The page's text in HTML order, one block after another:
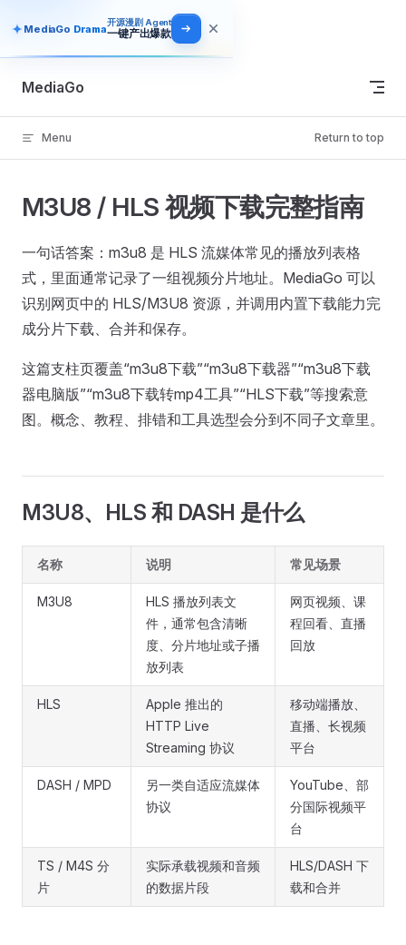
MediaGo Drama开源漫剧 Agent
一键产出爆款
Skip to content
MediaGo
Menu Return to top
M3U8 / HLS 视频下载完整指南
一句话答案：m3u8 是 HLS 流媒体常见的播放列表格
式，里面通常记录了一组视频分片地址。MediaGo 可以
识别网页中的 HLS/M3U8 资源，并调用内置下载能力完
成分片下载、合并和保存。
这篇支柱页覆盖“m3u8下载”“m3u8下载器”“m3u8下载
器电脑版”“m3u8下载转mp4工具”“HLS下载”等搜索意
图。概念、教程、排错和工具选型会分到不同子文章里。
M3U8、HLS 和 DASH 是什么
名称 说明 常见场景
M3U8
HLS 播放列表文
件，通常包含清晰
度、分片地址或子播
放列表
网页视频、课
程回看、直播
回放
HLS
Apple 推出的
HTTP Live
Streaming 协议
移动端播放、
直播、长视频
平台
DASH / MPD
另一类自适应流媒体
协议
YouTube、部
分国际视频平
台
TS / M4S 分
片
实际承载视频和音频
的数据片段
HLS/DASH 下
载和合并